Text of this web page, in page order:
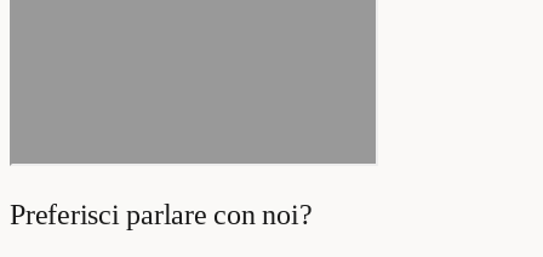
Preferisci parlare con noi?